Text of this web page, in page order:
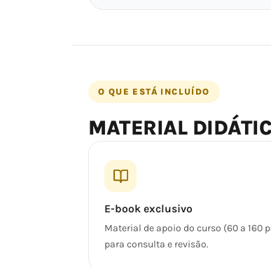
O QUE ESTÁ INCLUÍDO
MATERIAL
E-book exclusivo
Material de apoio do curso (60 a 160
para consulta e revisão.